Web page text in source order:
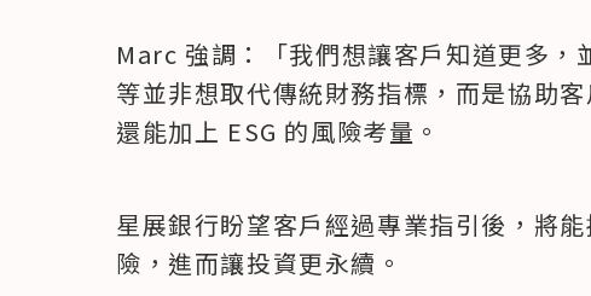
Marc 強調：「我們想讓客戶知道更多，
等並非想取代傳統財務指標，而是協助
還能加上 ESG 的風險考量。
星展銀行盼望客戶經過專業指引後，將
險，進而讓投資更永續。